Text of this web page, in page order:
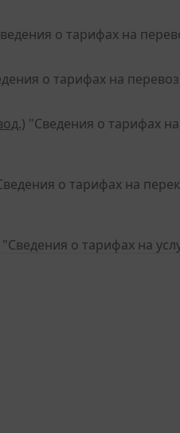
о тарифах на
о тарифах на
"Сведения о тарифах
о тарифах на
"Сведения о тарифах на